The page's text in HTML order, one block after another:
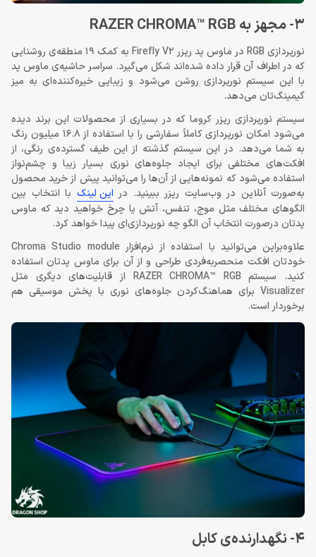
3- مجهز به RAZER CHROMA™ RGB
نورپردازی RGB در ماوس پد ریزر Firefly V2 به کمک 19 منطقه‌ی روشنایی
که در اطراف آن قرار داده شده‌اند شکل می‌گیرد. سراسر حاشیه‌ی ماوس پد
با این سیستم نورپردازی روشن می‌شود و زیبایی خیره‌کننده‌ای به میز
گیمینگ‌تان می‌دهد.
سیستم نورپردازی ریزر کروما که در بسیاری از محصولات این برند دیده
می‌شود امکان نورپردازی کاملاً سفارشی را با استفاده از 16.8 میلیون رنگ
به شما می‌دهد. در این سیستم گذشته از این طیف گسترده‌ی رنگی، از
افکت‌های مختلفی برای ایجاد جلوه‌های نوری بسیار زیبا و چشم‌نواز
استفاده می‌شود که نمونه‌هایی از آن‌ها را می‌توانید پیش از خرید محصول
به‌صورت آنلاین در وب‌سایت ریزر ببینید. در این لینک با انتخاب بین
الگوهای مختلف مثل موج، تنفس، آتش یا چرخ خواهید دید که ماوس
پدتان درصورت انتخاب آن الگو چه نورپردازی‌ای پیدا خواهد کرد.
علاوه‌براین می‌توانید با استفاده از نرم‌افزار Chroma Studio module
خودتان افکت منحصربه‌فردی طراحی و از آن برای ماوس پدتان استفاده
کنید. سیستم RAZER CHROMA™ RGB از قابلیت‌های دیگری مثل
Visualizer برای هماهنگ‌کردن جلوه‌های نوری با پخش موسیقی هم
برخوردار است.
4- نگهدارنده‌ی کابل